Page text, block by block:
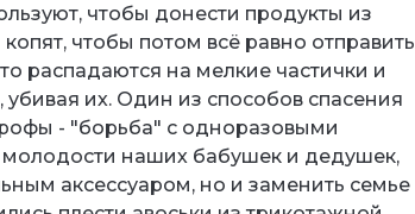
чтобы донести продукты из
чтобы потом всё равно отправить
распадаются на мелкие частички и
их. Один из способов спасения
- "борьба" с одноразовыми
молодости наших бабушек и дедушек,
аксессуаром, но и заменить семье